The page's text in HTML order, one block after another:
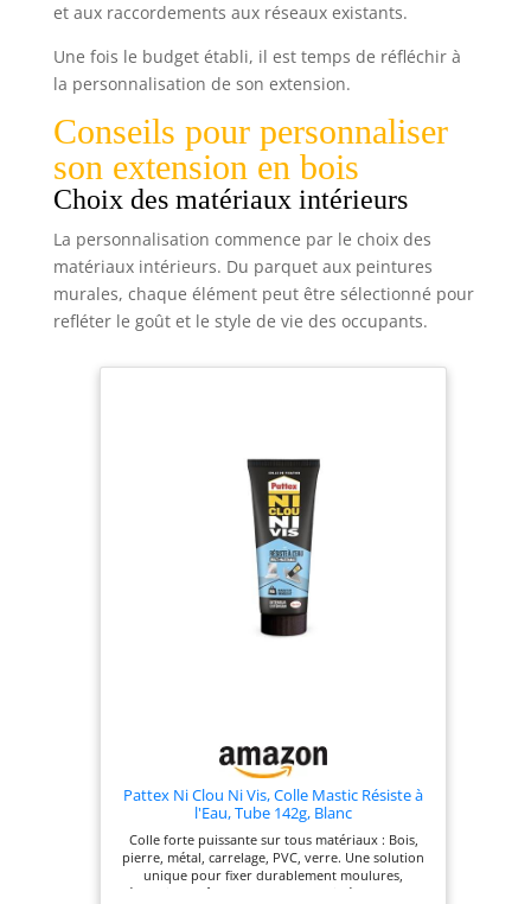
et aux raccordements aux réseaux existants.
Une fois le budget établi, il est temps de réfléchir à
la personnalisation de son extension.
Conseils pour personnaliser
son extension en bois
Choix des matériaux intérieurs
La personnalisation commence par le choix des
matériaux intérieurs. Du parquet aux peintures
murales, chaque élément peut être sélectionné pour
refléter le goût et le style de vie des occupants.
Pattex Ni Clou Ni Vis, Colle Mastic Résiste à
l'Eau, Tube 142g, Blanc
Colle forte puissante sur tous matériaux : Bois,
pierre, métal, carrelage, PVC, verre. Une solution
unique pour fixer durablement moulures,
décorations, câbles ou dalles. Mastic étanche pour